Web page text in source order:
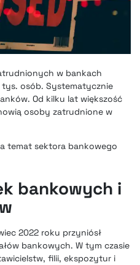
w bankach
tys. osób. Systematycznie
Od kilku lat większość
osoby zatrudnione w
temat sektora bankowego
bankowych i
2022 roku przyniósł
bankowych. W tym czasie
filii, ekspozytur i